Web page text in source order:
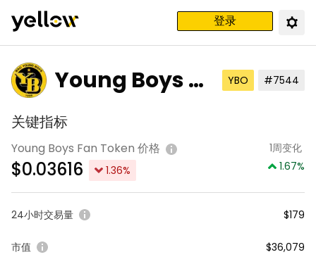
登录
Young Boys F
an Token
YBO #7544
关键指标
Young Boys Fan Token 价格
$0.03616 1.36%
1周变化
1.67%
24小时交易量 $179
市值 $36,079